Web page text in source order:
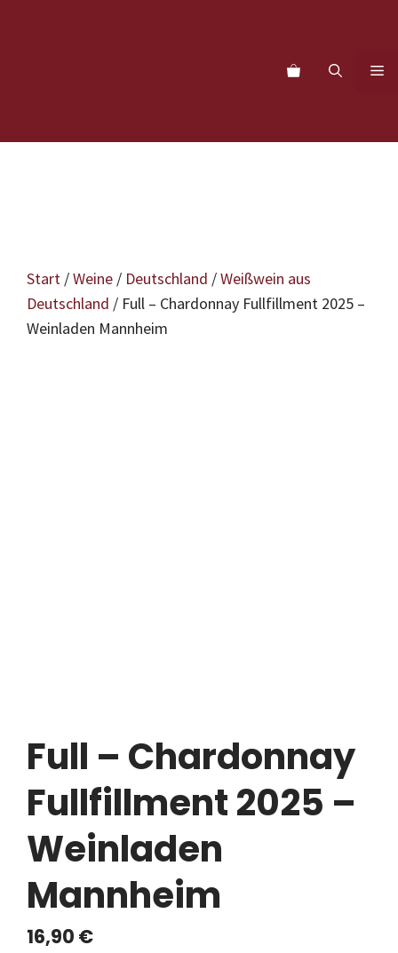
Start /Weine / Deutschland /Weißwein aus
Deutschland / Full – Chardonnay Fullfillment 2025 –
Weinladen Mannheim
Full – Chardonnay
Fullfillment 2025 –
Weinladen
Mannheim
16,90 €